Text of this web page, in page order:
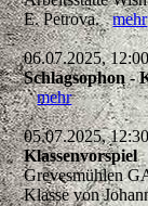
E. Petrova.mehr
06.07.2025,
Schlagsophon -
mehr
05.07.2025,
Klassenvorspiel
Grevesmühlen
Klasse von